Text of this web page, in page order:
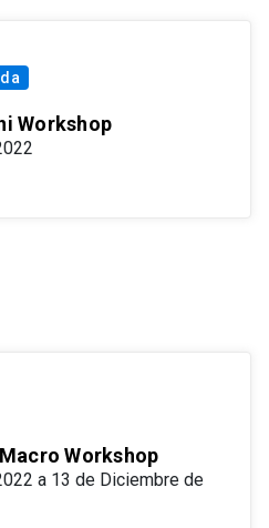
Workshop
Workshop
a 13 de Diciembre de